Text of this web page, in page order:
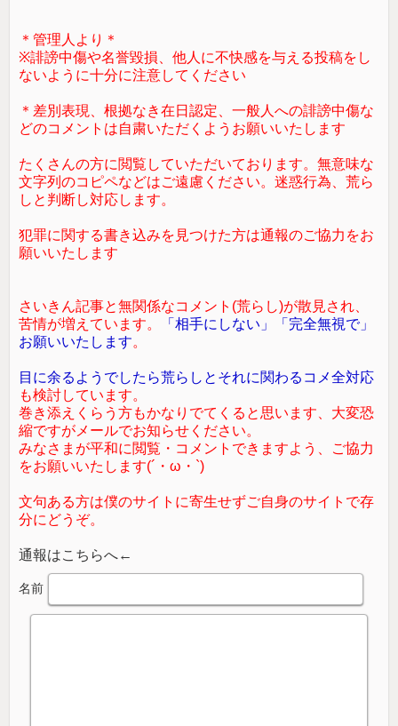
＊管理人より＊
※誹謗中傷や名誉毀損、他人に不快感を与える投稿をし
ないように十分に注意してください
＊差別表現、根拠なき在日認定、一般人への誹謗中傷な
どのコメントは自粛いただくようお願いいたします
たくさんの方に閲覧していただいております。無意味な
文字列のコピペなどはご遠慮ください。迷惑行為、荒ら
しと判断し対応します。
犯罪に関する書き込みを見つけた方は通報のご協力をお
願いいたします
さいきん記事と無関係なコメント(荒らし)が散見され、
苦情が増えています。
「相手にしない」「完全無視で」
お願いいたします。
目に余るようでしたら荒らしとそれに関わるコメ全対応
も検討しています。
巻き添えくらう方もかなりでてくると思います、大変恐
縮ですがメールでお知らせください。
みなさまが平和に閲覧・コメントできますよう、ご協力
をお願いいたします(´・ω・`)
文句ある方は僕のサイトに寄生せずご自身のサイトで存
分にどうぞ。
通報はこちらへ←
名前